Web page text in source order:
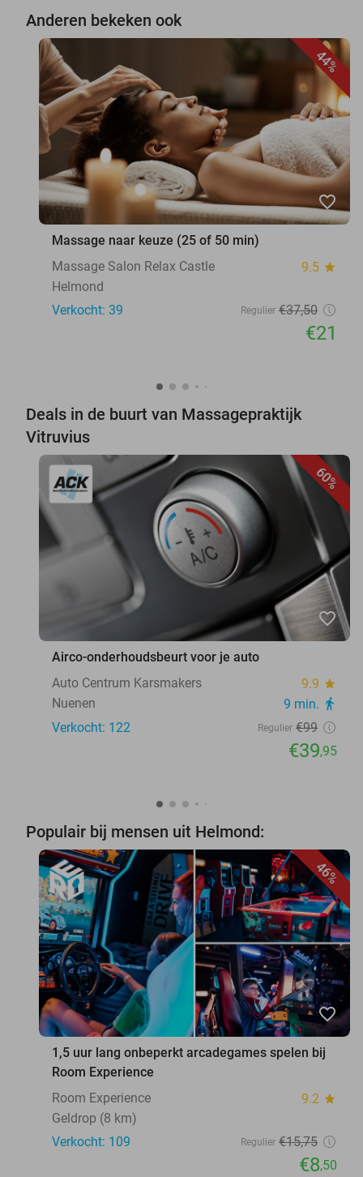
Anderen bekeken ook
44%
favorite_border
Massage naar keuze (25 of 50 min)
Massage Salon Relax Castle
9.5 star
Helmond
Verkocht: 39
Regulier €37,50
€21
Deals in de buurt van Massagepraktijk
Vitruvius
60%
favorite_border
Airco-onderhoudsbeurt voor je auto
Auto Centrum Karsmakers
9.9 star
Nuenen 9 min. directions_walk
Verkocht: 122 Regulier €99
€39,95
Populair bij mensen uit Helmond:
46%
favorite_border
1,5 uur lang onbeperkt arcadegames spelen bij
Room Experience
Room Experience
9.2 star
Geldrop (8 km)
Verkocht: 109
Regulier €15,75
€8,50